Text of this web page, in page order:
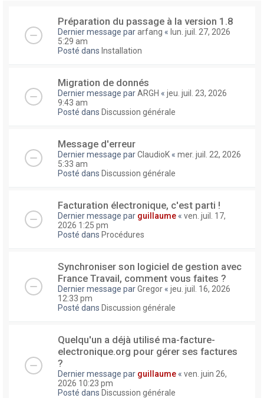
Préparation du passage à la version 1.8
Dernier message pararfang « lun. juil. 27, 2026
5:29 am
Posté dans Installation
Migration de donnés
Dernier message parARGH « jeu. juil. 23, 2026
9:43 am
Posté dans Discussion générale
Message d'erreur
Dernier message parClaudioK « mer. juil. 22, 2026
5:33 am
Posté dans Discussion générale
Facturation électronique, c'est parti !
Dernier message par guillaume « ven. juil. 17,
2026 1:25 pm
Posté dans Procédures
Synchroniser son logiciel de gestion avec
France Travail, comment vous faites ?
Dernier message parGregor « jeu. juil. 16, 2026
12:33 pm
Posté dans Discussion générale
Quelqu'un a déjà utilisé ma-facture-
electronique.org pour gérer ses factures
?
Dernier message par guillaume « ven. juin 26,
2026 10:23 pm
Posté dans Discussion générale